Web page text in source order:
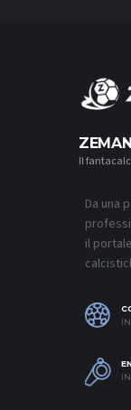
Il
Da una
il